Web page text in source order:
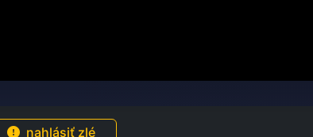
nahlásiť zlé